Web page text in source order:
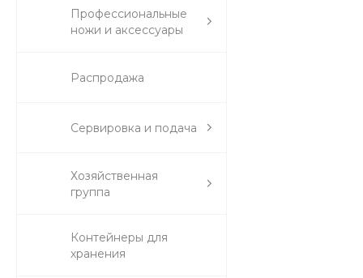
Профессиональные
ножи и аксессуары
Распродажа
Сервировка и подача
Хозяйственная
группа
Контейнеры для
хранения